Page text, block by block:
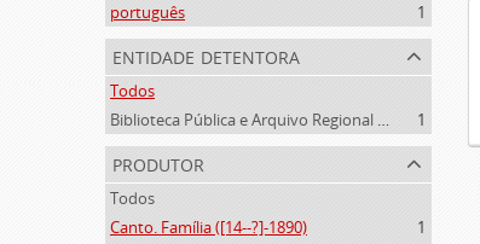
português
1
entidade detentora
Todos
Biblioteca Pública e Arquivo Regional de Ponta Delgada
1
produtor
Todos
Canto. Família ([14--?]-1890)
1